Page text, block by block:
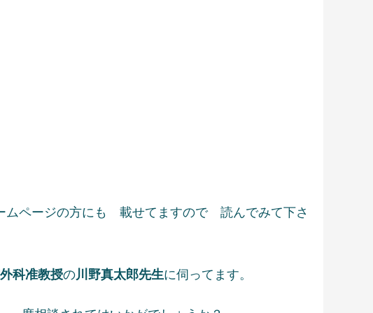
ページの方にも 載せてますので 読んでみて下さ
科准教授の川野真太郎先生に伺ってます。